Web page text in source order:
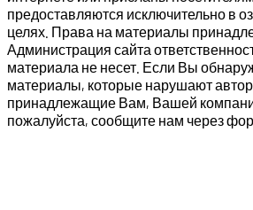
предоставляются исключительно в
целях. Права на материалы
Администрация сайта
материала не несет. Если Вы
материалы, которые нарушают
принадлежащие Вам, Вашей
пожалуйста, сообщите нам через